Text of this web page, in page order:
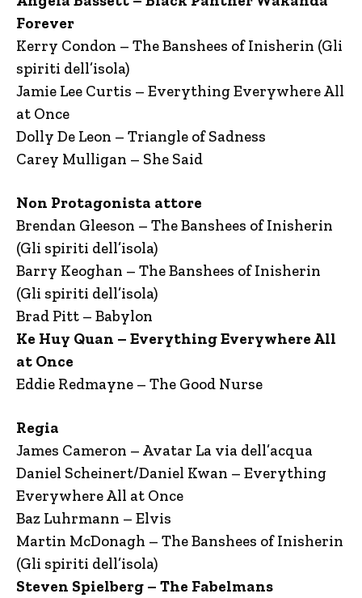
Forever
Kerry Condon – The Banshees of Inisherin (Gli
spiriti dell’isola)
Jamie Lee Curtis – Everything Everywhere All
at Once
Dolly De Leon – Triangle of Sadness
Carey Mulligan – She Said
Non Protagonista attore
Brendan Gleeson – The Banshees of Inisherin
(Gli spiriti dell’isola)
Barry Keoghan – The Banshees of Inisherin
(Gli spiriti dell’isola)
Brad Pitt – Babylon
Ke Huy Quan – Everything Everywhere All
at Once
Eddie Redmayne – The Good Nurse
Regia
James Cameron – Avatar La via dell’acqua
Daniel Scheinert/Daniel Kwan – Everything
Everywhere All at Once
Baz Luhrmann – Elvis
Martin McDonagh – The Banshees of Inisherin
(Gli spiriti dell’isola)
Steven Spielberg – The Fabelmans